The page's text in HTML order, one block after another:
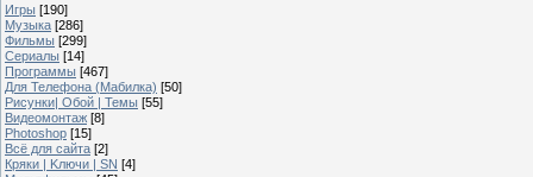
Игры [190]
Музыка [286]
Фильмы [299]
Сериалы [14]
Программы [467]
Для Телефона (Мабилка) [50]
Рисунки| Обой | Темы [55]
Видеомонтаж [8]
Photoshop [15]
Всё для сайта [2]
Кряки | Kлючи | SN [4]